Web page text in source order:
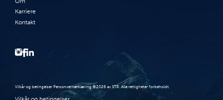
Karriere
Kontakt
Vilkår og betingelser Personvernerklæring ©2026 av STR. Alle rettigheter forbeholdt.